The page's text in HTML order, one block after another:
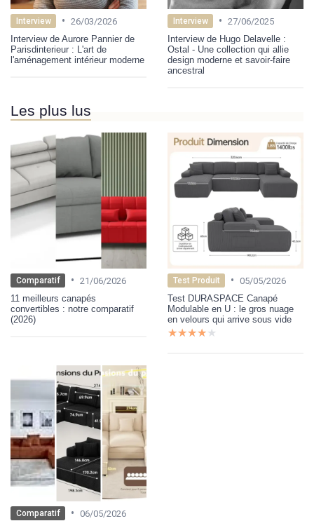
Interview • 26/03/2026
Interview de Aurore Pannier de
Parisdinterieur : L'art de
l'aménagement intérieur moderne
Interview • 27/06/2025
Interview de Hugo Delavelle :
Ostal - Une collection qui allie
design moderne et savoir-faire
ancestral
Les plus lus
Comparatif • 21/06/2026
11 meilleurs canapés
convertibles : notre comparatif
(2026)
Test Produit • 05/05/2026
Test DURASPACE Canapé
Modulable en U : le gros nuage
en velours qui arrive sous vide
★★★★★
★★★★★
Comparatif • 06/05/2026